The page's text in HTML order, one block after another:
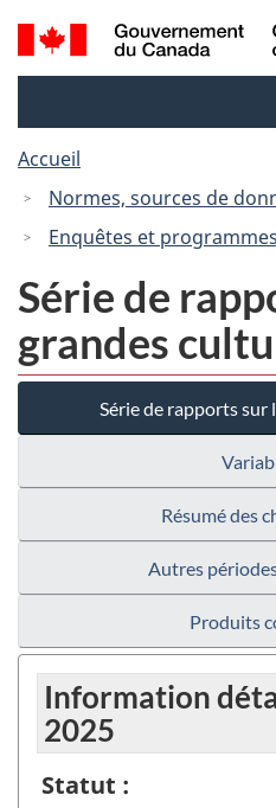
Recherche
et
Accueil
Normes, sources de
Enquêtes et
Série de
grandes
Série de rapports sur
Résumé des
Autres
Produits
Information
2025
Statut :